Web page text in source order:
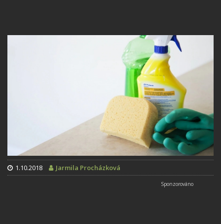
1.10.2018 Jarmila Procházková